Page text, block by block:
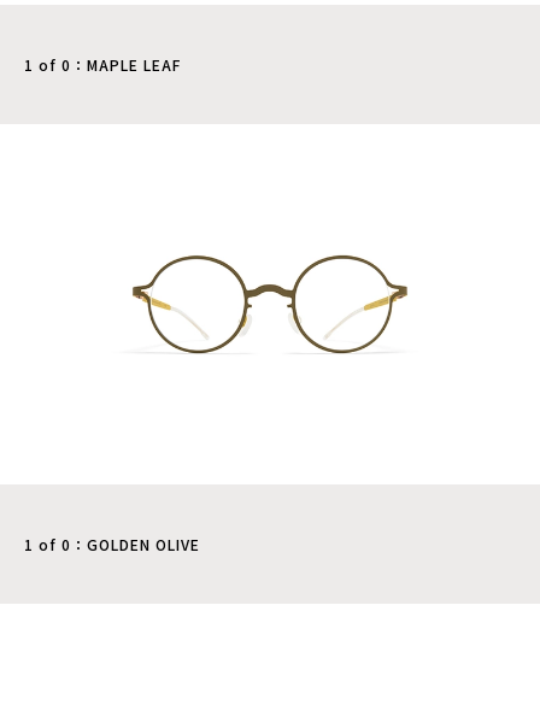
1 of 0：MAPLE LEAF
1 of 0：GOLDEN OLIVE